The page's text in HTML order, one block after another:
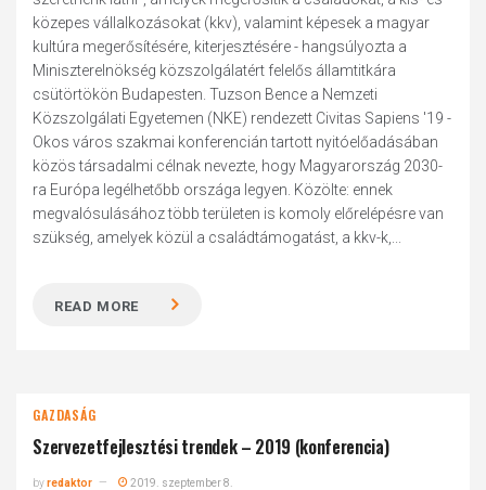
közepes vállalkozásokat (kkv), valamint képesek a magyar
kultúra megerősítésére, kiterjesztésére - hangsúlyozta a
Miniszterelnökség közszolgálatért felelős államtitkára
csütörtökön Budapesten. Tuzson Bence a Nemzeti
Közszolgálati Egyetemen (NKE) rendezett Civitas Sapiens '19 -
Okos város szakmai konferencián tartott nyitóelőadásában
közös társadalmi célnak nevezte, hogy Magyarország 2030-
ra Európa legélhetőbb országa legyen. Közölte: ennek
megvalósulásához több területen is komoly előrelépésre van
szükség, amelyek közül a családtámogatást, a kkv-k,...
READ MORE
GAZDASÁG
Szervezetfejlesztési trendek – 2019 (konferencia)
byredaktor 2019. szeptember 8.